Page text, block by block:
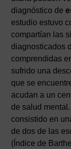
diagnóstico de
estudio estuvo
compartían las
diagnosticados
comprendidas
sufrido una
que se
acudan a un
de salud
consistido en
de dos de las
(Índice de